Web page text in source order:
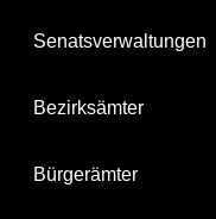
Senatsverwaltungen
Bezirksämter
Bürgerämter